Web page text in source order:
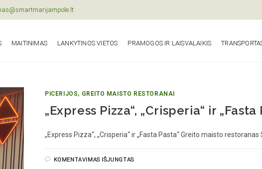
MAITINIMAS LANKYTINOS VIETOS PRAMOGOS IR LAISVALAIKIS
PICERIJOS, GREITO MAISTO RESTORANAI
„Express Pizza“, „Crisperia“ ir „Fasta
„Express Pizza“, „Crisperia“ ir „Fasta Pasta“ Greito maisto restoranas
KOMENTAVIMAS IŠJUNGTAS